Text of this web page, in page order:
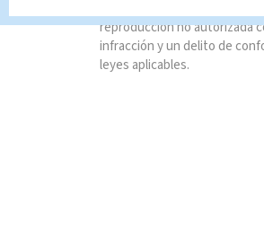
reproducción no autorizada
infracción y un delito de
leyes aplicables.